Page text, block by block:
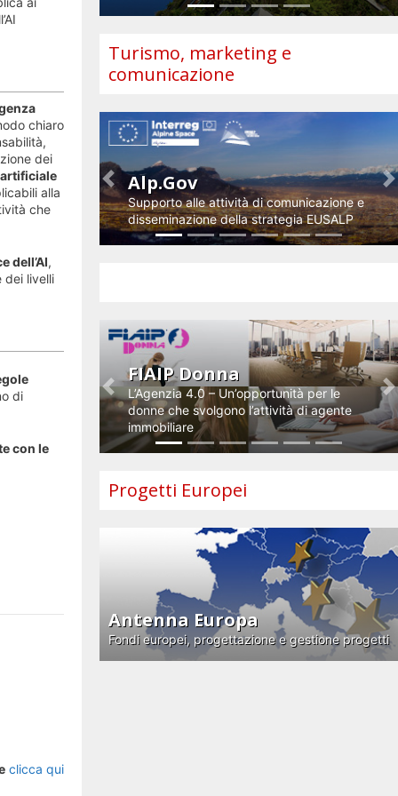
chiaro
dei
alla
che
dell’AI,
dei livelli
di
con le
clicca qui
Turismo, marketing e
comunicazione
Alp.Gov
Supporto alle attività di comunicazione e
disseminazione della strategia EUSALP
Previous
FIAIP Donna
L’Agenzia 4.0 – Un’opportunità per le
donne che svolgono l’attività di agente
immobiliare
Previous
Progetti Europei
Antenna Europa
Fondi europei, progettazione e gestione progetti